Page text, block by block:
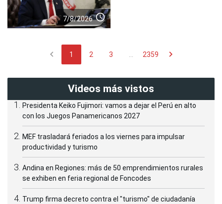
7/8/2026 access_time
chevron_left 1 2 3 ... 2359 chevron_right
Videos más vistos
Presidenta Keiko Fujimori: vamos a dejar el Perú en alto
con los Juegos Panamericanos 2027
MEF trasladará feriados a los viernes para impulsar
productividad y turismo
Andina en Regiones: más de 50 emprendimientos rurales
se exhiben en feria regional de Foncodes
Trump firma decreto contra el "turismo" de ciudadanía